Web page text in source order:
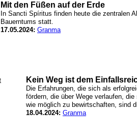
Mit den Füßen auf der Erde
In Sancti Spíritus finden heute die zentralen
Bauerntums statt.
17.05.2024: Granma
Kein Weg ist dem
Die Erfahrungen, die sich als
fördern, die über Wege verlaufen,
wie möglich zu bewirtschaften, sind
18.04.2024: Granma